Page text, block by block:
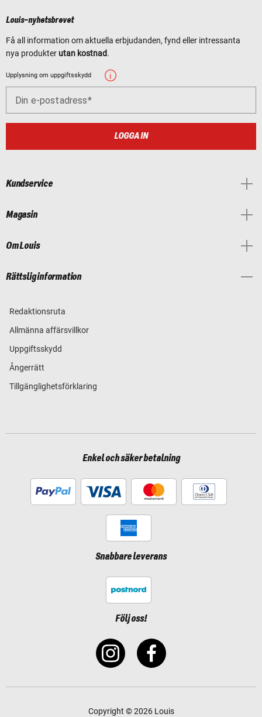
Louis-nyhetsbrevet
Få all information om aktuella erbjudanden, fynd eller intressanta
nya produkter utan kostnad.
Upplysning om uppgiftsskydd
Din e-postadress
LOGGA IN
Kundservice
Magasin
Om Louis
Rättslig information
Redaktionsruta
Allmänna affärsvillkor
Uppgiftsskydd
Ångerrätt
Tillgänglighetsförklaring
Enkel och säker betalning
Snabbare leverans
Följ oss!
Copyright © 2026 Louis